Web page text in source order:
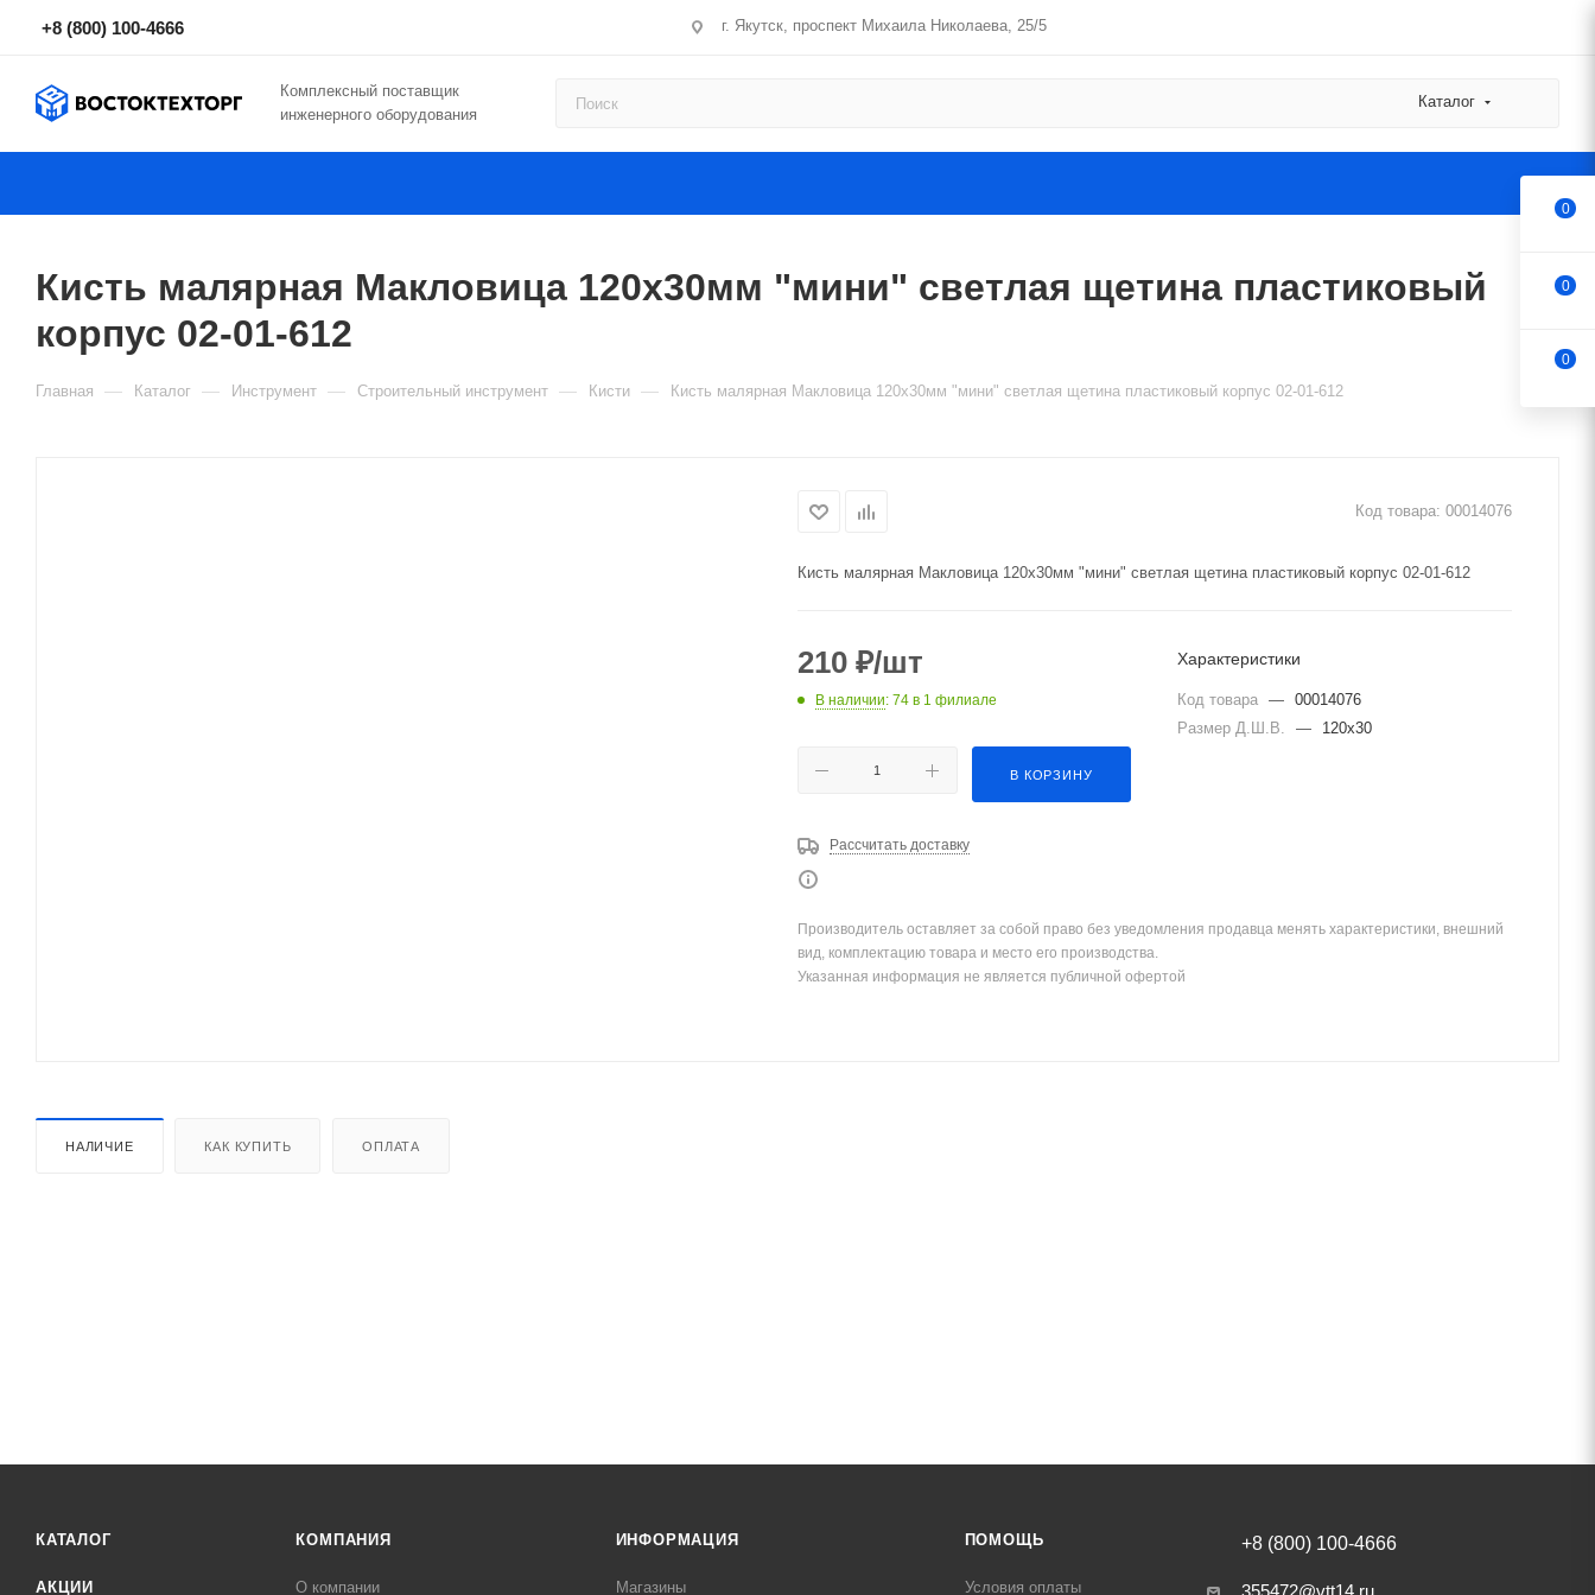
+8 (800) 100-4666 г. Якутск, проспект Михаила Николаева, 25/5
Комплексный поставщик
инженерного оборудования
Каталог
Кисть малярная Макловица 120х30мм "мини" светлая щетина пластиковый
корпус 02-01-612
Главная — Каталог — Инструмент — Строительный инструмент — Кисти — Кисть малярная Макловица 120х30мм "мини" светлая щетина пластиковый корпус 02-01-612
Код товара: 00014076
Кисть малярная Макловица 120х30мм "мини" светлая щетина пластиковый корпус 02-01-612
210 ₽/шт
В наличии: 74 в 1 филиале
В КОРЗИНУ
Рассчитать доставку
Характеристики
Код товара — 00014076
Размер Д.Ш.В.
— 120x30
Производитель оставляет за собой право без уведомления продавца менять характеристики, внешний
вид, комплектацию товара и место его производства.
Указанная информация не является публичной офертой
НАЛИЧИЕ КАК КУПИТЬ ОПЛАТА
КАТАЛОГ
АКЦИИ
КОМПАНИЯ
О компании
ИНФОРМАЦИЯ
Магазины
ПОМОЩЬ
Условия оплаты
+8 (800) 100-4666
355472@vtt14.ru
0
0
0